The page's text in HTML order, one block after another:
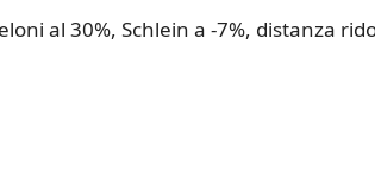
al 30%, Schlein a -7%, distanza